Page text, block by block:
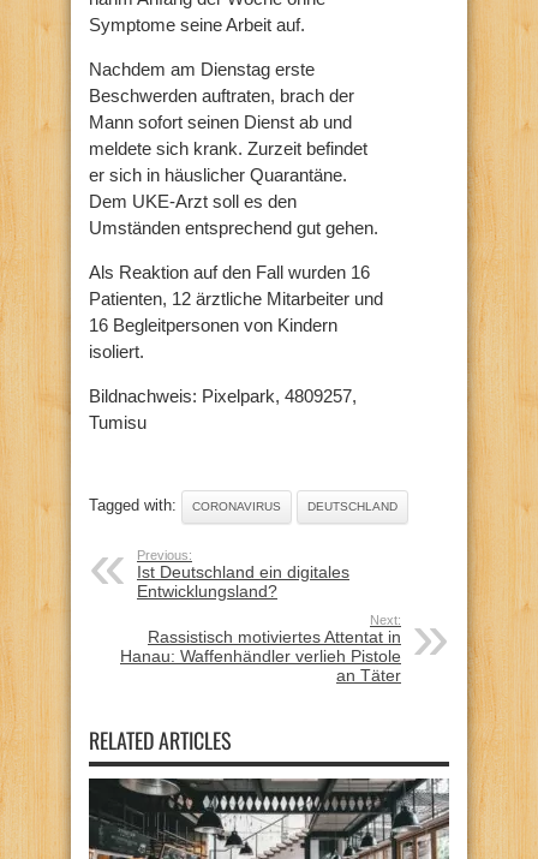
Symptome seine Arbeit auf.
Nachdem am Dienstag erste
Beschwerden auftraten, brach der
Mann sofort seinen Dienst ab und
meldete sich krank. Zurzeit befindet
er sich in häuslicher Quarantäne.
Dem UKE-Arzt soll es den
Umständen entsprechend gut gehen.
Als Reaktion auf den Fall wurden 16
Patienten, 12 ärztliche Mitarbeiter und
16 Begleitpersonen von Kindern
isoliert.
Bildnachweis: Pixelpark, 4809257,
Tumisu
Tagged with: CORONAVIRUS DEUTSCHLAND
Previous:
Ist Deutschland ein digitales
Entwicklungsland?
Next:
Rassistisch motiviertes Attentat in
Hanau: Waffenhändler verlieh Pistole
an Täter
RELATED ARTICLES